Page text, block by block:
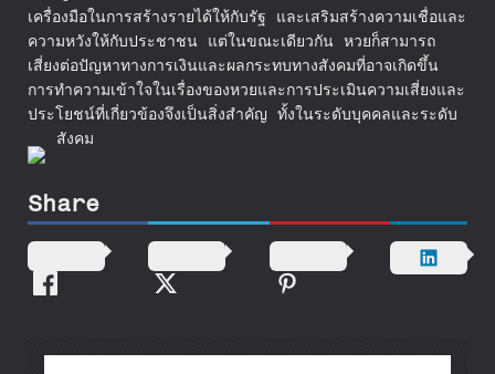
เครื่องมือในการสร้างรายได้ให้กับรัฐ และเสริมสร้างความเชื่อและ
ความหวังให้กับประชาชน แต่ในขณะเดียวกัน หวยก็สามารถ
เสี่ยงต่อปัญหาทางการเงินและผลกระทบทางสังคมที่อาจเกิดขึ้น
การทำความเข้าใจในเรื่องของหวยและการประเมินความเสี่ยงและ
ประโยชน์ที่เกี่ยวข้องจึงเป็นสิ่งสำคัญ ทั้งในระดับบุคคลและระดับ
สังคม
Share